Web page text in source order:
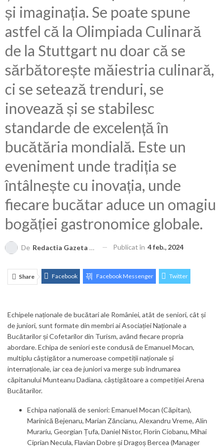
și imaginația. Se poate spune
astfel că la Olimpiada Culinară
de la Stuttgart nu doar că se
sărbătorește măiestria culinară,
ci se setează trenduri, se
inovează și se stabilesc
standarde de excelență în
bucătăria mondială. Este un
eveniment unde tradiția se
întâlnește cu inovația, unde
fiecare bucătar aduce un omagiu
bogăției gastronomice globale.
De Redactia Gazeta Brașovului Publicat în 4 feb., 2024
Share Facebook Facebook Messenger Twitter
E-mail Print
Echipele naționale de bucătari ale României, atât de seniori, cât și
de juniori, sunt formate din membri ai Asociației Naționale a
Bucătarilor și Cofetarilor din Turism, având fiecare propria
abordare. Echipa de seniori este condusă de Emanuel Mocan,
multiplu câștigător a numeroase competiții naționale și
internaționale, iar cea de juniori va merge sub îndrumarea
căpitanului Munteanu Dadiana, câștigătoare a competiției Arena
Bucătarilor.
Echipa națională de seniori: Emanuel Mocan (Căpitan),
Marinică Bejenaru, Marian Zăncianu, Alexandru Vreme, Alin
Murariu, Georgian Țufa, Daniel Nistor, Florin Ciobanu, Mihai
Ciprian Necula, Flavian Dobre și Dragoș Bercea (Manager